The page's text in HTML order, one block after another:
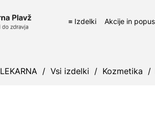
≡ Izdelki Akcije in
LEKARNA / Vsi izdelki / Kozmetika /